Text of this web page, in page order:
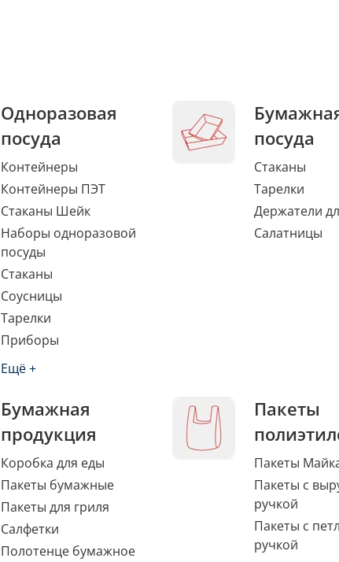
Одноразовая
посуда
Контейнеры
Контейнеры ПЭТ
Стаканы Шейк
Наборы одноразовой
посуды
Стаканы
Соусницы
Тарелки
Приборы
Ещё +
посуда
Стаканы
Тарелки
Держатели
Салатницы
Бумажная
продукция
Коробка для еды
Пакеты бумажные
Пакеты для гриля
Салфетки
Полотенце бумажное
Пакеты
Пакеты
Пакеты с
ручкой
Пакеты с
ручкой